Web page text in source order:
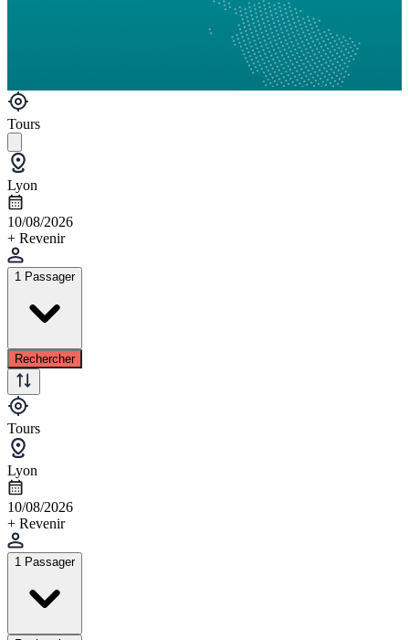
Tours
Lyon
10/08/2026
+ Revenir
1 Passager
Rechercher
Tours
Lyon
10/08/2026
+ Revenir
1 Passager